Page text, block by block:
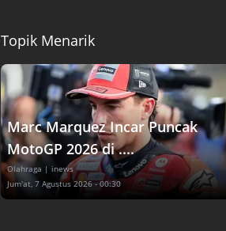
Topik Menarik
Marc Marquez Incar Puncak
MotoGP 2026 di ....
Olahraga | inews
Jum'at, 7 Agustus 2026 - 00:30